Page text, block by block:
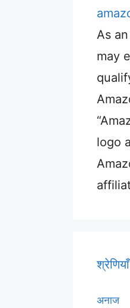
As
may
logo
श्रेणियाँ
अनाज